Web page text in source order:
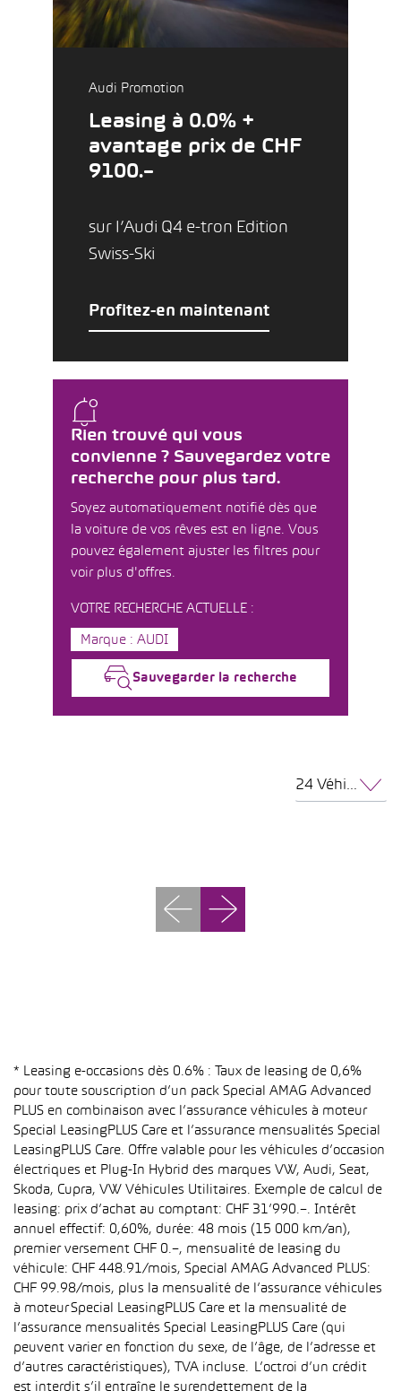
Rien trouvé qui vous
convienne ? Sauvegardez votre
recherche pour plus tard.
Soyez automatiquement notifié dès que
la voiture de vos rêves est en ligne. Vous
pouvez également ajuster les filtres pour
voir plus d'offres.
VOTRE RECHERCHE ACTUELLE :
Marque : AUDI
Sauvegarder la recherche
Audi Promotion
Leasing à 0.0% +
avantage prix de CHF
9100.–
sur l’Audi Q4 e-tron Edition
Swiss-Ski
Profitez-en maintenant
24 Véhicules par page
* Leasing e-occasions dès 0.6% : Taux de leasing de 0,6%
pour toute souscription d’un pack Special AMAG Advanced
PLUS en combinaison avec l’assurance véhicules à moteur
Special LeasingPLUS Care et l’assurance mensualités Special
LeasingPLUS Care. Offre valable pour les véhicules d’occasion
électriques et Plug-In Hybrid des marques VW, Audi, Seat,
Skoda, Cupra, VW Véhicules Utilitaires. Exemple de calcul de
leasing: prix d’achat au comptant: CHF 31’990.–. Intérêt
annuel effectif: 0,60%, durée: 48 mois (15 000 km/an),
premier versement CHF 0.–, mensualité de leasing du
véhicule: CHF 448.91/mois, Special AMAG Advanced PLUS:
CHF 99.98/mois, plus la mensualité de l’assurance véhicules
à moteur Special LeasingPLUS Care et la mensualité de
l’assurance mensualités Special LeasingPLUS Care (qui
peuvent varier en fonction du sexe, de l’âge, de l’adresse et
d’autres caractéristiques), TVA incluse. L’octroi d’un crédit
est interdit s’il entraîne le surendettement de la